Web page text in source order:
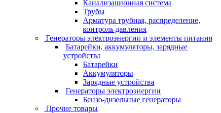
Канализационная система
Трубы
Арматура трубная, распределение,
контроль давления
Генераторы электроэнергии и элементы питания
Батарейки, аккумуляторы, зарядные
устройства
Батарейки
Аккумуляторы
Зарядные устройства
Генераторы электроэнергии
Бензо-дизельные генераторы
Прочие товары